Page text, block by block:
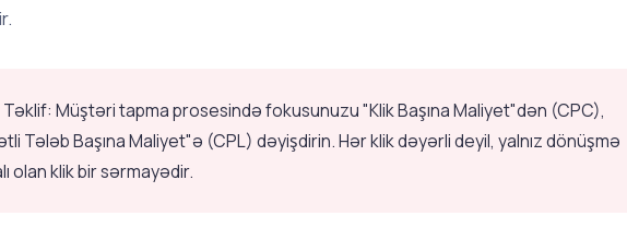
Müştəri tapma prosesində fokusunuzu "Klik Başına Maliyet"dən (CPC),
Tələb Başına Maliyet"ə (CPL) dəyişdirin. Hər klik dəyərli deyil, yalnız dönüşmə
olan klik bir sərmayədir.